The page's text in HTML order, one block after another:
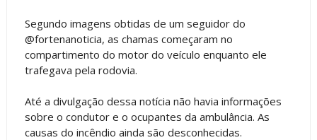
Segundo imagens obtidas de um seguidor do
@fortenanoticia, as chamas começaram no
compartimento do motor do veículo enquanto ele
trafegava pela rodovia.
Até a divulgação dessa notícia não havia informações
sobre o condutor e o ocupantes da ambulância. As
causas do incêndio ainda são desconhecidas.